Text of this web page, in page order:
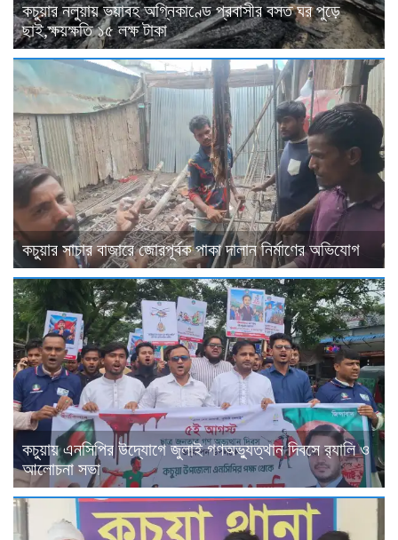
কচুয়ার নলুয়ায় ভয়াবহ অগ্নিকাণ্ডে প্রবাসীর বসত ঘর পুড়ে
ছাই,ক্ষয়ক্ষতি ১৫ লক্ষ টাকা
কচুয়ার সাচার বাজারে জোরপূর্বক পাকা দালান নির্মাণের অভিযোগ
কচুয়ায় এনসিপির উদ্যোগে জুলাই গণঅভ্যুত্থান দিবসে র‌্যালি ও
আলোচনা সভা